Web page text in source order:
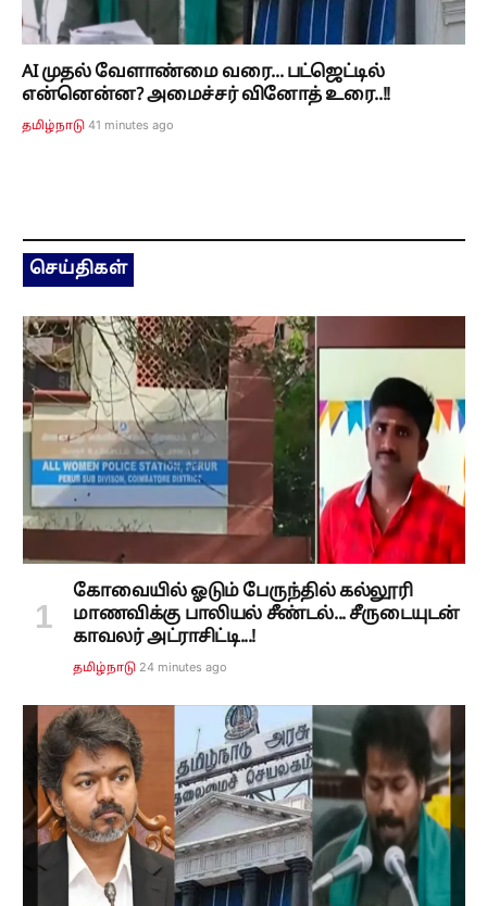
AI முதல் வேளாண்மை வரை... பட்ஜெட்டில்
என்னென்ன? அமைச்சர் வினோத் உரை..!!
தமிழ்நாடு 41 minutes ago
செய்திகள்
கோவையில் ஓடும் பேருந்தில் கல்லூரி
மாணவிக்கு பாலியல் சீண்டல்... சீருடையுடன்
காவலர் அட்ராசிட்டி...!
தமிழ்நாடு 24 minutes ago